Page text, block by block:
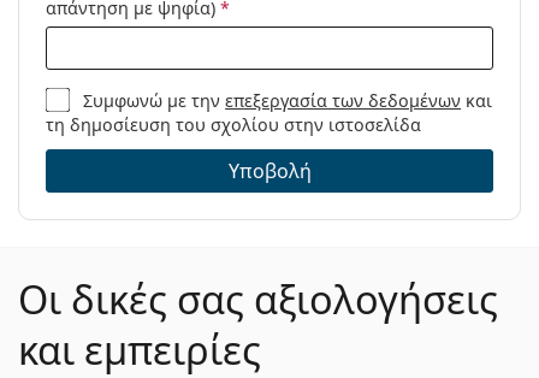
απάντηση με ψηφία) *
Συμφωνώ με τηνεπεξεργασία των δεδομένων και
τη δημοσίευση του σχολίου στην ιστοσελίδα
Υποβολή
Οι δικές σας αξιολογήσεις
και εμπειρίες